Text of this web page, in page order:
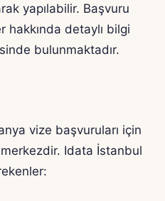
yapılabilir. Başvuru
hakkında detaylı bilgi
bulunmaktadır.
vize başvuruları için
Idata İstanbul